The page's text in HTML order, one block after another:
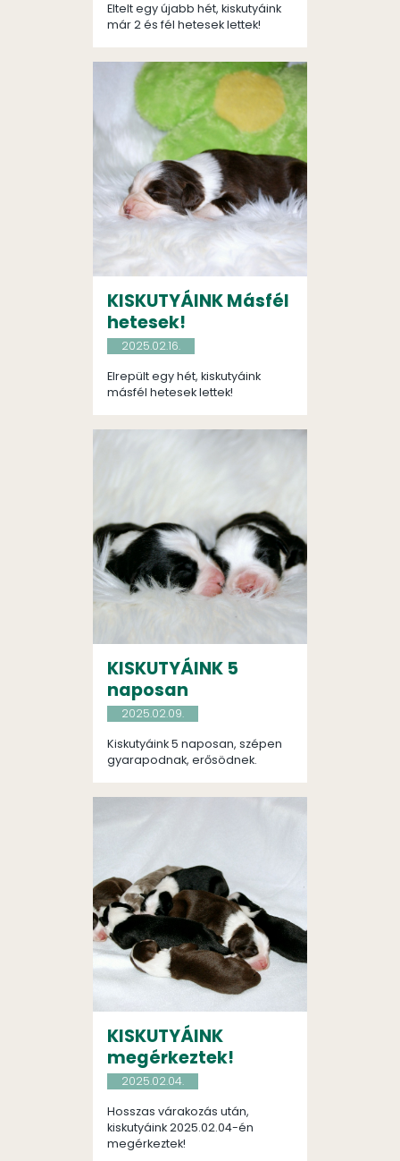
Eltelt egy újabb hét, kiskutyáink
már 2 és fél hetesek lettek!
KISKUTYÁINK Másfél
hetesek!
2025.02.16.
Elrepült egy hét, kiskutyáink
másfél hetesek lettek!
KISKUTYÁINK 5
naposan
2025.02.09.
Kiskutyáink 5 naposan, szépen
gyarapodnak, erősödnek.
KISKUTYÁINK
megérkeztek!
2025.02.04.
Hosszas várakozás után,
kiskutyáink 2025.02.04-én
megérkeztek!